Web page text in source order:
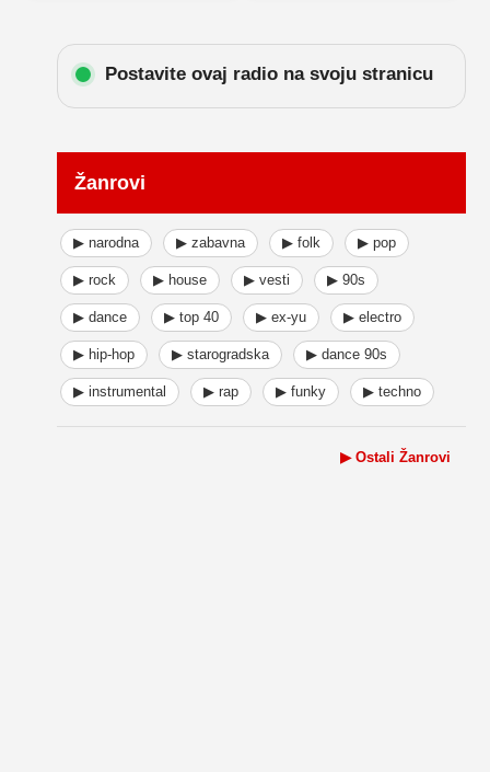
Postavite ovaj radio na svoju stranicu
Žanrovi
▶ narodna ▶ zabavna ▶ folk ▶ pop
▶ rock ▶ house ▶ vesti ▶ 90s
▶ dance ▶ top 40 ▶ ex-yu ▶ electro
▶ hip-hop ▶ starogradska ▶ dance 90s
▶ instrumental ▶ rap ▶ funky ▶ techno
▶ Ostali Žanrovi